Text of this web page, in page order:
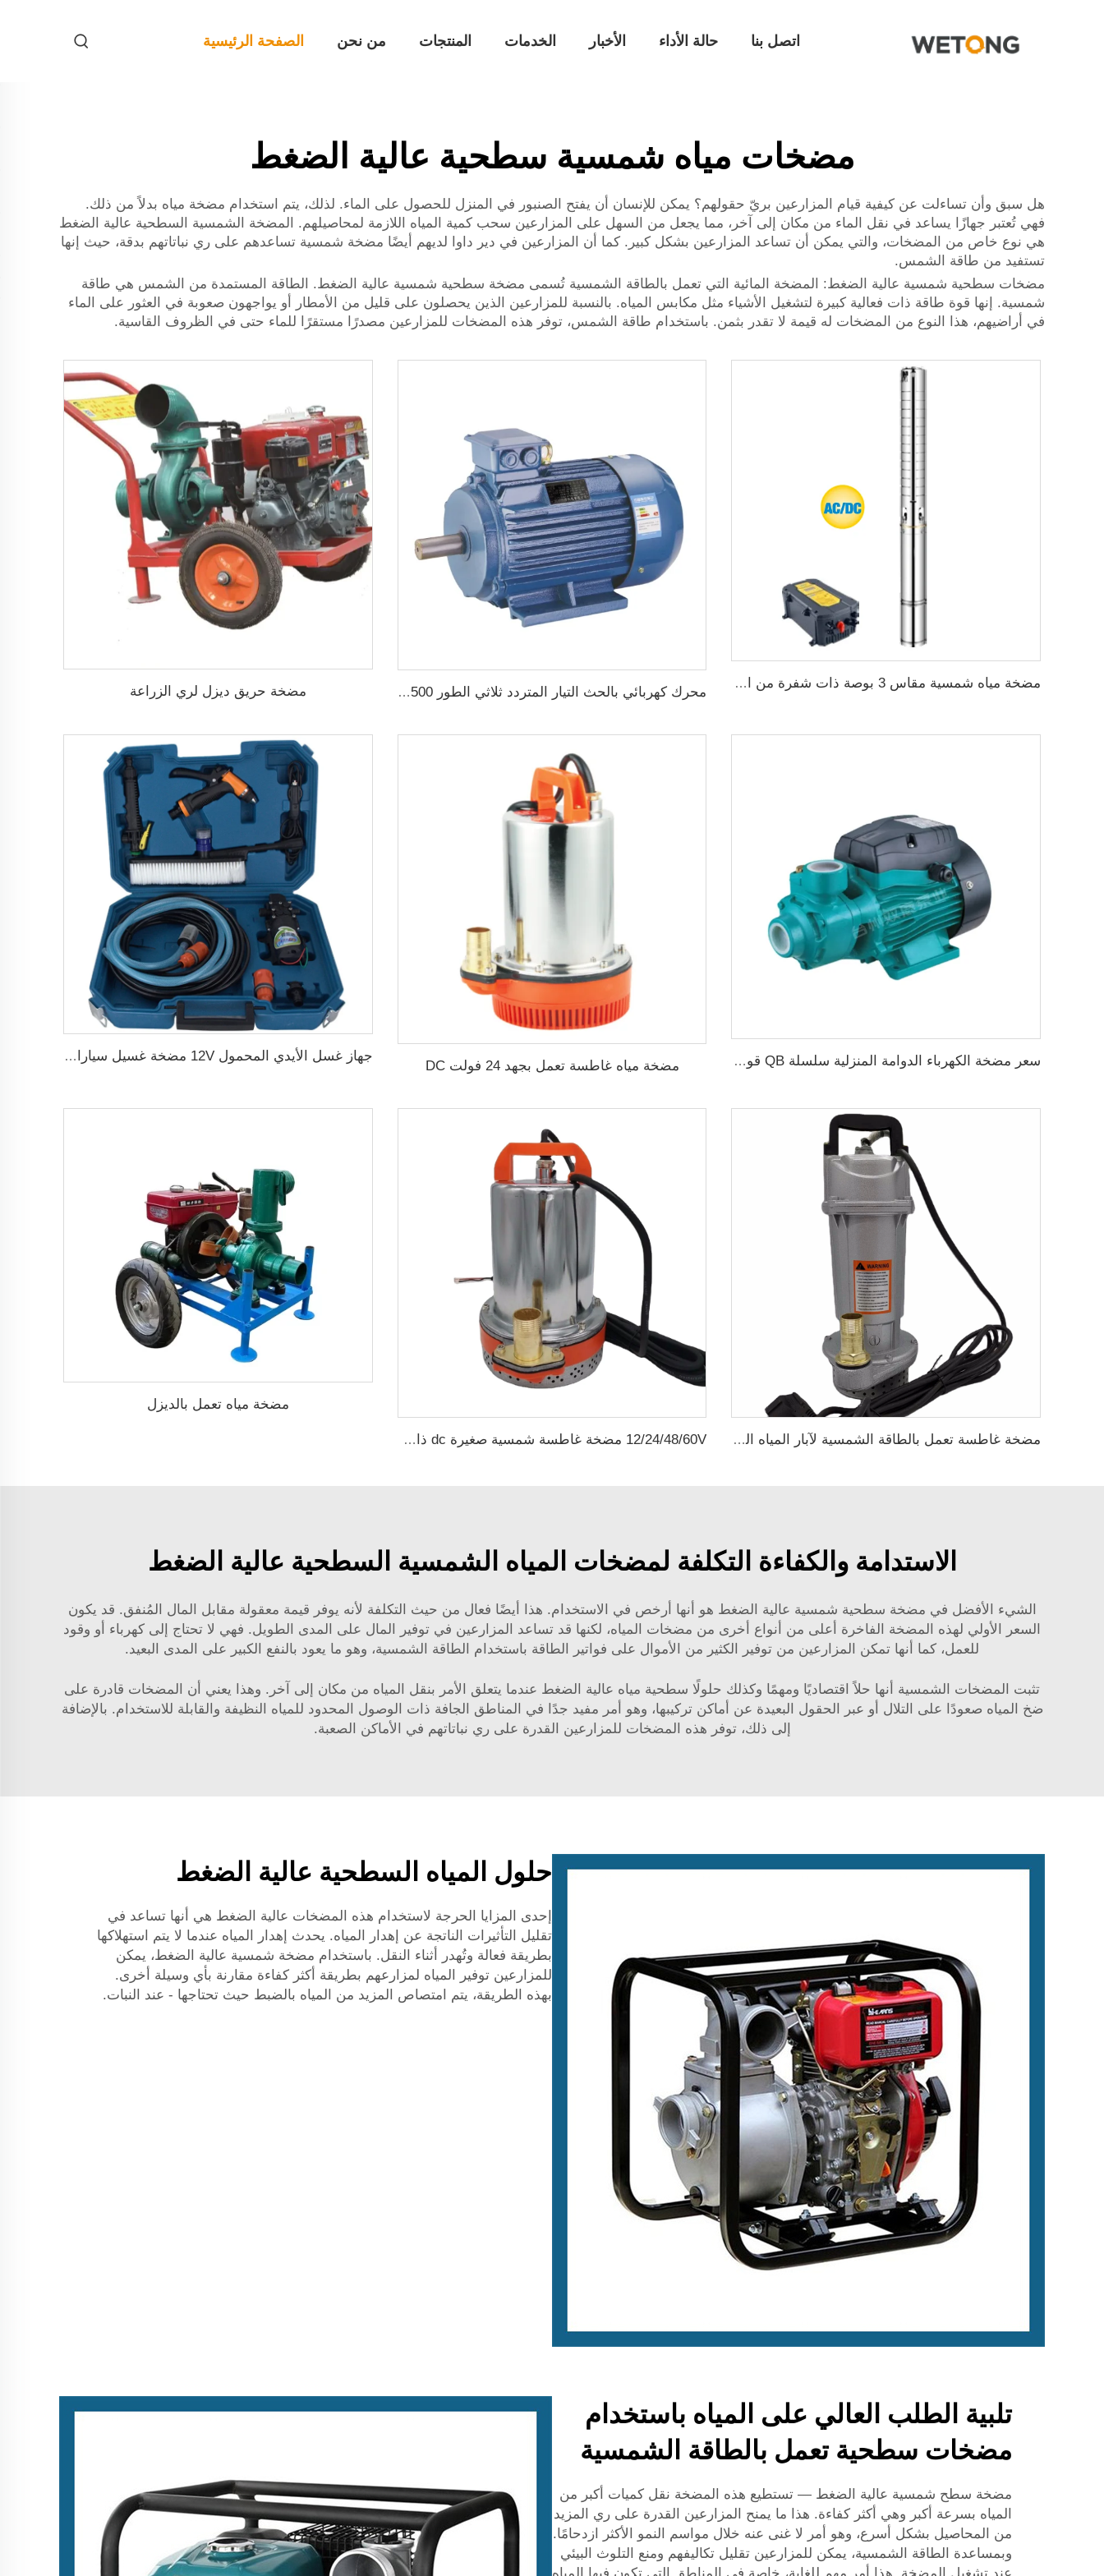
الصفحة الرئيسية من نحن المنتجات الخدمات الأخبار حالة الأداء اتصل بنا
مضخات مياه شمسية سطحية عالية الضغط
هل سبق وأن تساءلت عن كيفية قيام المزارعين بريّ حقولهم؟ يمكن للإنسان أن يفتح الصنبور في المنزل للحصول على الماء. لذلك، يتم استخدام مضخة مياه بدلاً من ذلك.
فهي تُعتبر جهازًا يساعد في نقل الماء من مكان إلى آخر، مما يجعل من السهل على المزارعين سحب كمية المياه اللازمة لمحاصيلهم. المضخة الشمسية السطحية عالية الضغط
هي نوع خاص من المضخات، والتي يمكن أن تساعد المزارعين بشكل كبير. كما أن المزارعين في دير داوا لديهم أيضًا مضخة شمسية تساعدهم على ري نباتاتهم بدقة، حيث إنها
تستفيد من طاقة الشمس.
مضخات سطحية شمسية عالية الضغط: المضخة المائية التي تعمل بالطاقة الشمسية تُسمى مضخة سطحية شمسية عالية الضغط. الطاقة المستمدة من الشمس هي طاقة
شمسية. إنها قوة طاقة ذات فعالية كبيرة لتشغيل الأشياء مثل مكابس المياه. بالنسبة للمزارعين الذين يحصلون على قليل من الأمطار أو يواجهون صعوبة في العثور على الماء
في أراضيهم، هذا النوع من المضخات له قيمة لا تقدر بثمن. باستخدام طاقة الشمس، توفر هذه المضخات للمزارعين مصدرًا مستقرًا للماء حتى في الظروف القاسية.
مضخة مياه شمسية مقاس 3 بوصة ذات شفرة من الفولاذ المقاوم للصدأ لري الزراعة
محرك كهربائي بالحث التيار المتردد ثلاثي الطور 1500 دورة في الدقيقة إدخال 2.2KW 3HP خرج جينيراتور ثلاثي الطور للبديل مضخة حريق ديزل لري الزراعة
سعر مضخة الكهرباء الدوامة المنزلية سلسلة QB قوة 0.37KW 0.5 حصان مضخة محيطيةQB60 مضخة مياه غاطسة تعمل بجهد 24 فولت DC
جهاز غسل الأيدي المحمول 12V مضخة غسيل سيارات عالية الضغط
مضخة غاطسة تعمل بالطاقة الشمسية لآبار المياه العميقة DC 12/24/48/60V مضخة غاطسة شمسية صغيرة dc ذات فرشاة
مضخة مياه تعمل بالديزل
الاستدامة والكفاءة التكلفة لمضخات المياه الشمسية السطحية عالية الضغط
الشيء الأفضل في مضخة سطحية شمسية عالية الضغط هو أنها أرخص في الاستخدام. هذا أيضًا فعال من حيث التكلفة لأنه يوفر قيمة معقولة مقابل المال المُنفق. قد يكون
السعر الأولي لهذه المضخة الفاخرة أعلى من أنواع أخرى من مضخات المياه، لكنها قد تساعد المزارعين في توفير المال على المدى الطويل. فهي لا تحتاج إلى كهرباء أو وقود
للعمل، كما أنها تمكن المزارعين من توفير الكثير من الأموال على فواتير الطاقة باستخدام الطاقة الشمسية، وهو ما يعود بالنفع الكبير على المدى البعيد.
تثبت المضخات الشمسية أنها حلاً اقتصاديًا ومهمًا وكذلك حلولًا سطحية مياه عالية الضغط عندما يتعلق الأمر بنقل المياه من مكان إلى آخر. وهذا يعني أن المضخات قادرة على
ضخ المياه صعودًا على التلال أو عبر الحقول البعيدة عن أماكن تركيبها، وهو أمر مفيد جدًا في المناطق الجافة ذات الوصول المحدود للمياه النظيفة والقابلة للاستخدام. بالإضافة
إلى ذلك، توفر هذه المضخات للمزارعين القدرة على ري نباتاتهم في الأماكن الصعبة.
حلول المياه السطحية عالية الضغط
إحدى المزايا الحرجة لاستخدام هذه المضخات عالية الضغط هي أنها تساعد في
تقليل التأثيرات الناتجة عن إهدار المياه. يحدث إهدار المياه عندما لا يتم استهلاكها
بطريقة فعالة وتُهدر أثناء النقل. باستخدام مضخة شمسية عالية الضغط، يمكن
للمزارعين توفير المياه لمزارعهم بطريقة أكثر كفاءة مقارنة بأي وسيلة أخرى.
بهذه الطريقة، يتم امتصاص المزيد من المياه بالضبط حيث تحتاجها - عند النبات.
تلبية الطلب العالي على المياه باستخدام
مضخات سطحية تعمل بالطاقة الشمسية
مضخة سطح شمسية عالية الضغط — تستطيع هذه المضخة نقل كميات أكبر من
المياه بسرعة أكبر وهي أكثر كفاءة. هذا ما يمنح المزارعين القدرة على ري المزيد
من المحاصيل بشكل أسرع، وهو أمر لا غنى عنه خلال مواسم النمو الأكثر ازدحامًا.
وبمساعدة الطاقة الشمسية، يمكن للمزارعين تقليل تكاليفهم ومنع التلوث البيئي